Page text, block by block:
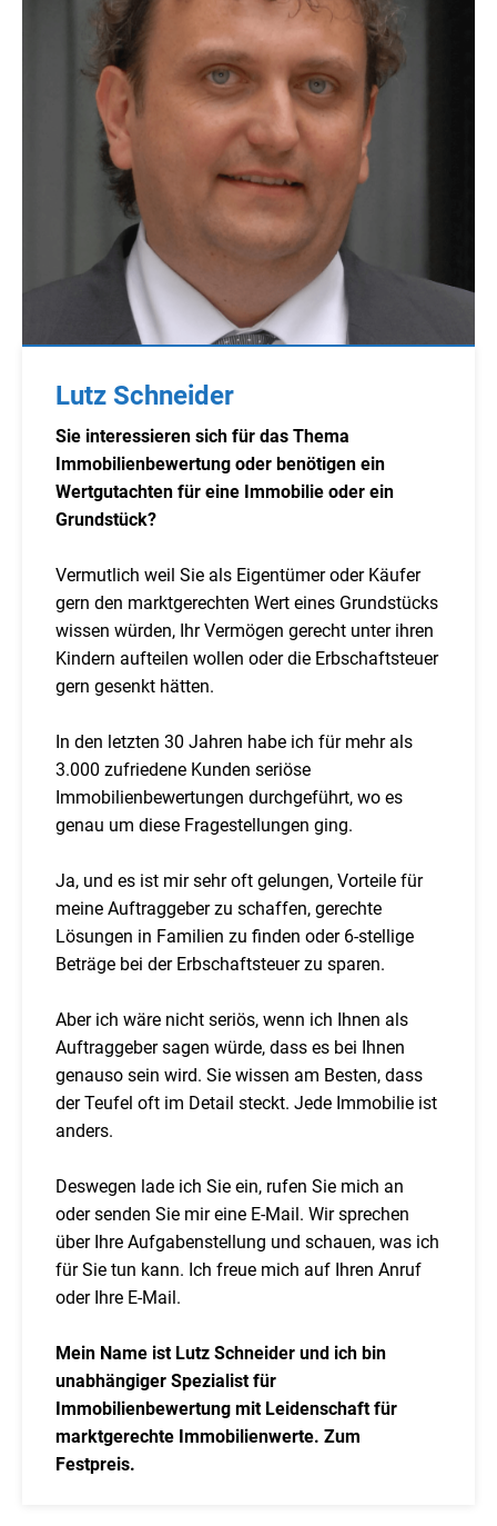
Lutz Schneider
Sie interessieren sich für das Thema
Immobilienbewertung oder benötigen ein
Wertgutachten für eine Immobilie oder ein
Grundstück?
Vermutlich weil Sie als Eigentümer oder Käufer
gern den marktgerechten Wert eines Grundstücks
wissen würden, Ihr Vermögen gerecht unter ihren
Kindern aufteilen wollen oder die Erbschaftsteuer
gern gesenkt hätten.
In den letzten 30 Jahren habe ich für mehr als
3.000 zufriedene Kunden seriöse
Immobilienbewertungen durchgeführt, wo es
genau um diese Fragestellungen ging.
Ja, und es ist mir sehr oft gelungen, Vorteile für
meine Auftraggeber zu schaffen, gerechte
Lösungen in Familien zu finden oder 6-stellige
Beträge bei der Erbschaftsteuer zu sparen.
Aber ich wäre nicht seriös, wenn ich Ihnen als
Auftraggeber sagen würde, dass es bei Ihnen
genauso sein wird. Sie wissen am Besten, dass
der Teufel oft im Detail steckt. Jede Immobilie ist
anders.
Deswegen lade ich Sie ein, rufen Sie mich an
oder senden Sie mir eine E-Mail. Wir sprechen
über Ihre Aufgabenstellung und schauen, was ich
für Sie tun kann. Ich freue mich auf Ihren Anruf
oder Ihre E-Mail.
Mein Name ist Lutz Schneider und ich bin
unabhängiger Spezialist für
Immobilienbewertung mit Leidenschaft für
marktgerechte Immobilienwerte. Zum
Festpreis.